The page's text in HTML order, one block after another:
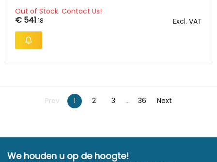
Out of Stock. Contact Us!
€ 541.18 Excl. VAT
Prev 1 2 3 ... 36 Next
We houden u op de hoogte!